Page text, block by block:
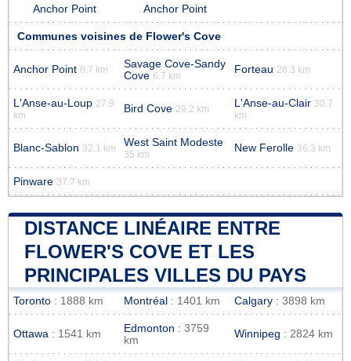
Anchor Point Anchor Point
Communes voisines de Flower's Cove
Anchor Point 6.7 km
Savage Cove-Sandy
Cove 6.7 km
Forteau 26.3 km
L'Anse-au-Loup 27.9
km
Bird Cove 29.2 km L'Anse-au-Clair 30.7
km
Blanc-Sablon 32.1 km West Saint Modeste
35 km
New Ferolle 36.3 km
Pinware 37.7 km
DISTANCE LINÉAIRE ENTRE
FLOWER'S COVE ET LES
PRINCIPALES VILLES DU PAYS
Toronto : 1888 km Montréal : 1401 km Calgary : 3898 km
Ottawa : 1541 km Edmonton : 3759
km
Winnipeg : 2824 km